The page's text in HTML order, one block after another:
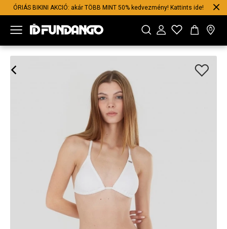
ÓRIÁS BIKINI AKCIÓ: akár TÖBB MINT 50% kedvezmény! Kattints ide!